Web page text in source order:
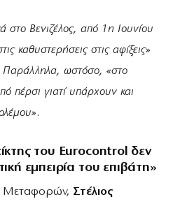
στο Βενιζέλος, από 1η Ιουνίου
καθυστερήσεις στις αφίξεις»
ωστόσο, «στο
πέρσι γιατί υπάρχουν και
.
του Εurocontrol δεν
εμπειρία του επιβάτη»
Μεταφορών, Στέλιος